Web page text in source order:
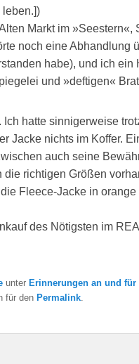
Markt im »Seestern«,
noch eine Abhandlung
habe), und ich
und »deftigen«
Ich hatte sinnigerweise
Jacke nichts im Koffer.
auch seine
richtigen Größen
Fleece-Jacke in
des Nötigsten im
unter Erinnerungen an und für
für den Permalink